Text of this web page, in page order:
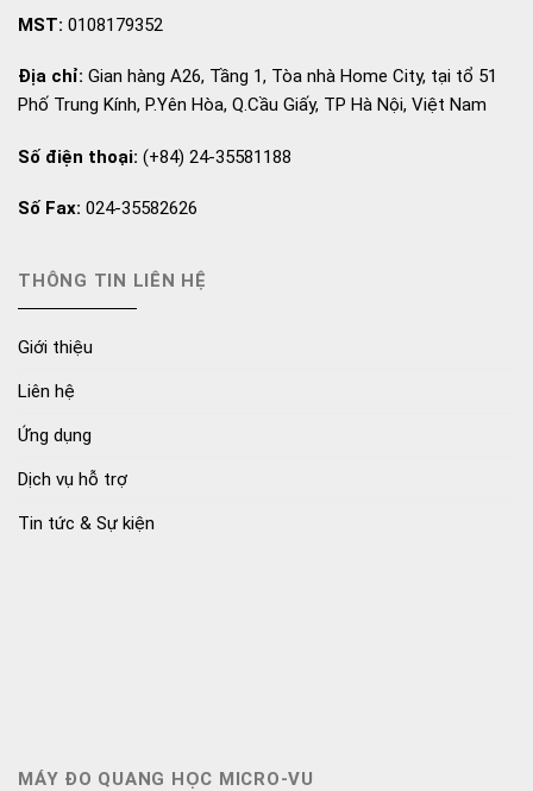
MST: 0108179352
Địa chỉ: Gian hàng A26, Tầng 1, Tòa nhà Home City, tại tổ 51
Phố Trung Kính, P.Yên Hòa, Q.Cầu Giấy, TP Hà Nội, Việt Nam
Số điện thoại: (+84) 24-35581188
Số Fax: 024-35582626
THÔNG TIN LIÊN HỆ
Giới thiệu
Liên hệ
Ứng dụng
Dịch vụ hỗ trợ
Tin tức & Sự kiện
MÁY ĐO QUANG HỌC MICRO-VU